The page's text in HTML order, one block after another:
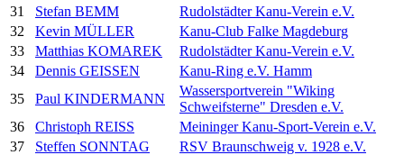
31
Stefan BEMM
Rudolstädter Kanu-Verein e.V.
32
Kevin MÜLLER
Kanu-Club Falke Magdeburg
33
Matthias KOMAREK
Rudolstädter Kanu-Verein e.V.
34
Dennis GEISSEN
Kanu-Ring e.V. Hamm
35
Paul KINDERMANN
Wassersportverein "Wiking
Schweifsterne" Dresden e.V.
36
Christoph REISS
Meininger Kanu-Sport-Verein e.V.
37
Steffen SONNTAG
RSV Braunschweig v. 1928 e.V.